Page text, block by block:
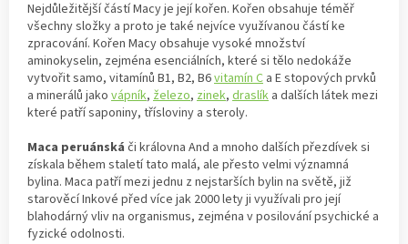
Nejdůležitější částí Macy je její kořen. Kořen obsahuje téměř
všechny složky a proto je také nejvíce využívanou částí ke
zpracování. Kořen Macy obsahuje vysoké množství
aminokyselin, zejména esenciálních, které si tělo nedokáže
vytvořit samo, vitamínů B1, B2, B6vitamín C a E stopových prvků
a minerálů jako vápník, železo, zinek, draslík a dalších látek mezi
které patří saponiny, třísloviny a steroly.
Maca peruánská či královna And a mnoho dalších přezdívek si
získala během staletí tato malá, ale přesto velmi významná
bylina. Maca patří mezi jednu z nejstarších bylin na světě, již
starověcí Inkové před více jak 2000 lety ji využívali pro její
blahodárný vliv na organismus, zejména v posilování psychické a
fyzické odolnosti.